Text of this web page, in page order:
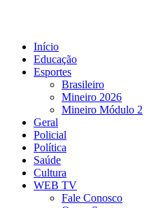
Início
Educação
Esportes
Brasileiro
Mineiro 2026
Mineiro Módulo 2
Geral
Policial
Política
Saúde
Cultura
WEB TV
Fale Conosco